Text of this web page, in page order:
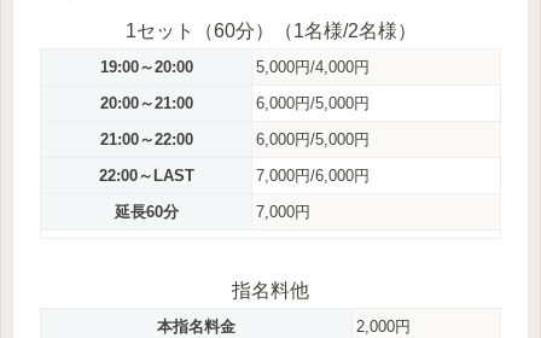
1セット（60分）（1名様/2名様）
19:00～20:00
5,000円/4,000円
20:00～21:00
6,000円/5,000円
21:00～22:00
6,000円/5,000円
22:00～LAST
7,000円/6,000円
延長60分
7,000円
指名料他
本指名料金
2,000円